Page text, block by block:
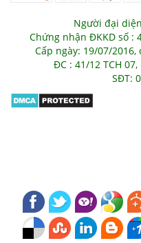
Người đại
Chứng nhận ĐKKD số :
Cấp ngày: 19/07/2016,
ĐC : 41/12 TCH
SĐT: